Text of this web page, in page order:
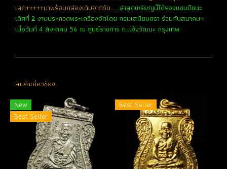
เสก+++++มาพร้อมกล่องเดิมจากวัด......ล่าสุดเหรียญนี้ได้รองแชมป์ชนะ
เลิศที่ 2 งานประกวดพระเครื่องจัดโดย กรมเสมียนตรา ร่วมกับสมาคมฯ
เมื่อวันที่ 4 สิงหาคม 56 ณ ศูนย์ราชการ ถ.แจ้งวัฒนะ กรุงเทพ
สินค้าเกี่ยวข้อง
New
Best Seller
Best Seller